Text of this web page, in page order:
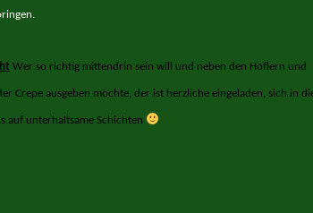
Wer so richtig mittendrin sein will und neben den Höflern und
Crepe ausgeben möchte, der ist herzliche eingeladen, sich in
auf unterhaltsame Schichten